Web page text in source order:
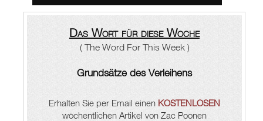
Das Wort für diese Woche
( The Word For This Week )
Grundsätze des Verleihens
Erhalten Sie per Email einen KOSTENLOSEN
wöchentlichen Artikel von Zac Poonen